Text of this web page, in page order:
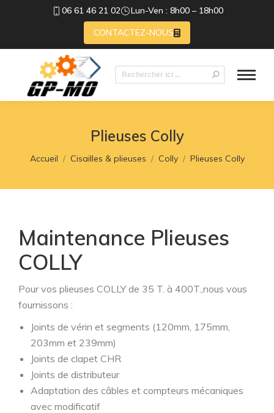
06 61 46 21 02
Lun-Ven : 8h00 – 18h00
CONTACTEZ-NOUS
Recherche
Plieuses Colly
Vous êtes ici :
Accueil Cisailles & plieuses Colly Plieuses Colly
Maintenance Plieuses
COLLY
Pour vos plieuses COLLY de 35 T. à 400T.,nous vous
fournissons :
Joints de vérin et segments (120mm, 175mm,
203mm et 239mm)
Joints de clapet CHR
Joints de distributeur
Adaptation des câbles et compteurs mécaniques
avec modificatif